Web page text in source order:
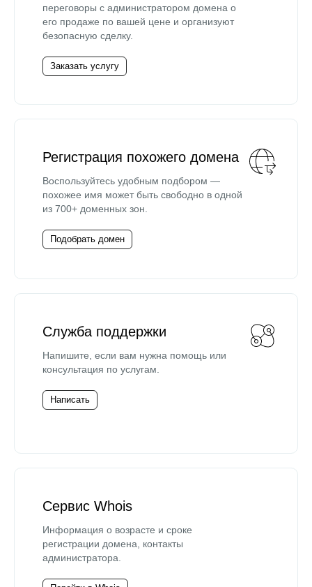
переговоры с администратором домена о
его продаже по вашей цене и организуют
безопасную сделку.
Заказать услугу
Регистрация похожего домена
Воспользуйтесь удобным подбором —
похожее имя может быть свободно в одной
из 700+ доменных зон.
Подобрать домен
Служба поддержки
Напишите, если вам нужна помощь или
консультация по услугам.
Написать
Сервис Whois
Информация о возрасте и сроке
регистрации домена, контакты
администратора.